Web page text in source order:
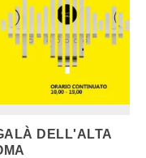
DELL'ALTA